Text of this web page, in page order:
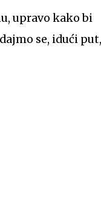
upravo kako bi
se, idući put,